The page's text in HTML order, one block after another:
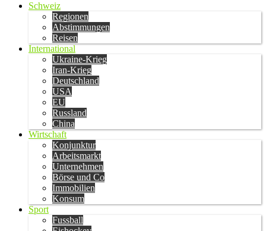
Schweiz
Regionen
Abstimmungen
Reisen
International
Ukraine-Krieg
Iran-Krieg
Deutschland
USA
EU
Russland
China
Wirtschaft
Konjunktur
Arbeitsmarkt
Unternehmen
Börse und Co
Immobilien
Konsum
Sport
Fussball